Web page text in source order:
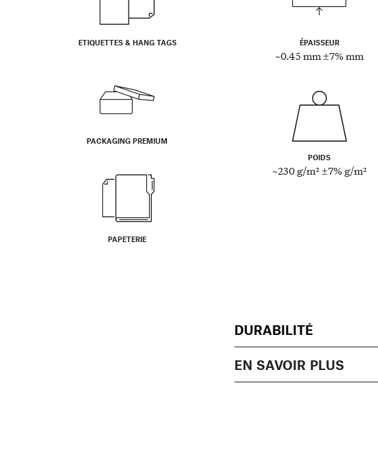
ETIQUETTES & HANG TAGS
PACKAGING PREMIUM
PAPETERIE
ÉPAISSEUR
~0.45 mm ±7% mm
POIDS
~230 g/m² ±7% g/m²
DURABILITÉ
EN SAVOIR PLUS